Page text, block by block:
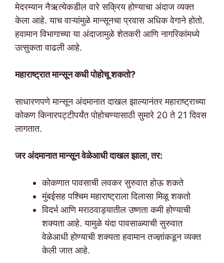
मेदरम्यान नैऋत्येकडील वारे सक्रिय होण्याचा अंदाज व्यक्त
केला आहे. याच वाऱ्यांमुळे मान्सूनचा प्रवास अधिक वेगाने होतो.
हवामान विभागाच्या या अंदाजामुळे शेतकरी आणि नागरिकांमध्ये
उत्सुकता वाढली आहे.
महाराष्ट्रात मान्सून कधी पोहोचू शकतो?
साधारणपणे मान्सून अंदमानात दाखल झाल्यानंतर महाराष्ट्राच्या
कोकण किनारपट्टीपर्यंत पोहोचण्यासाठी सुमारे 20 ते 21 दिवस
लागतात.
जर अंदमानात मान्सून वेळेआधी दाखल झाला, तर:
कोकणात पावसाची लवकर सुरुवात होऊ शकते
मुंबईसह पश्चिम महाराष्ट्राला दिलासा मिळू शकतो
विदर्भ आणि मराठवाड्यातील उष्णता कमी होण्याची
शक्यता आहे. यामुळे यंदा पावसाळ्याची सुरुवात
वेळेआधी होण्याची शक्यता हवामान तज्ज्ञांकडून व्यक्त
केली जात आहे.